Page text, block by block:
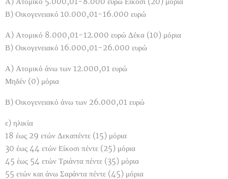
Β) Οικογενειακό 10.000,01-16.000 ευρώ
Α) Ατομικό 8.000,01-12.000 ευρώ Δέκα (10) μόρια
Β) Οικογενειακό 16.000,01-26.000 ευρώ
Α) Ατομικό άνω των 12.000,01 ευρώ
Μηδέν (0) μόρια
Β) Οικογενειακό άνω των 26.000,01 ευρώ
ε) ηλικία
18 έως 29 ετών Δεκαπέντε (15) μόρια
30 έως 44 ετών Είκοσι πέντε (25) μόρια
45 έως 54 ετών Τριάντα πέντε (35) μόρια
55 ετών και άνω Σαράντα πέντε (45) μόρια